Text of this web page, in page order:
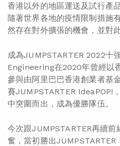
香港以外的地區運送及試行產
隨著世界各地的疫情限制措施
然存在對外擴張的機會，並對
成為JUMPSTARTER 2022十
Engineering在2020年曾經以
參與由阿里巴巴香港創業者基
賽JUMPSTARTER IdeaPOP!
中突圍而出，成為優勝隊伍。
今次跟JUMPSTARTER再續
奮，當初勝出JUMPSTARTER